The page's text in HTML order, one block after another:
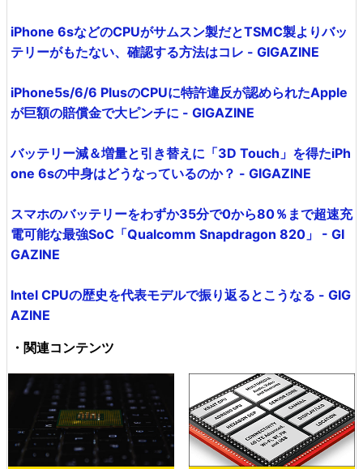
iPhone 6sなどのCPUがサムスン製だとTSMC製よりバッ
テリーがもたない、確認する方法はコレ - GIGAZINE
iPhone5s/6/6 PlusのCPUに特許違反が認められたApple
が巨額の賠償金で大ピンチに - GIGAZINE
バッテリー減＆増量と引き替えに「3D Touch」を得たiPh
one 6sの中身はどうなっているのか？ - GIGAZINE
スマホのバッテリーをわずか35分で0から80％まで超速充
電可能な最強SoC「Qualcomm Snapdragon 820」 - GI
GAZINE
Intel CPUの歴史を代表モデルで振り返るとこうなる - GIG
AZINE
・関連コンテンツ